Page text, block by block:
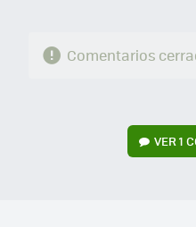
Comentarios
VER1